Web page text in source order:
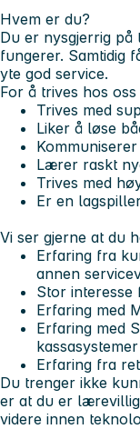
Hvem er du?
Du er nysgjerrig
fungerer. Samtidig
yte god service.
For å trives hos
Trives med
Liker å løse
Lærer raskt
Trives med
Er en
Vi ser gjerne at du
Erfaring fra
annen
Stor
Erfaring med
Erfaring med
kassasystemer
Erfaring fra
Du trenger ikke
er at du er
videre innen